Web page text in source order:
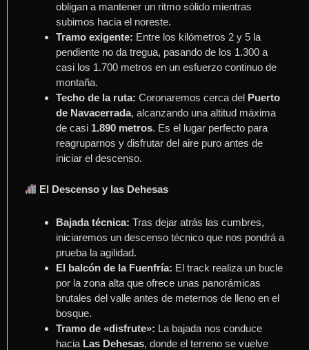
obligan a mantener un ritmo sólido mientras
subimos hacia el noreste.
Tramo exigente: Entre los kilómetros 2 y 5 la
pendiente no da tregua, pasando de los 1.300 a
casi los 1.700 metros en un esfuerzo continuo de
montaña.
Techo de la ruta: Coronaremos cerca del Puerto
de Navacerrada, alcanzando una altitud máxima
de casi 1.890 metros. Es el lugar perfecto para
reagruparnos y disfrutar del aire puro antes de
iniciar el descenso.
El Descenso y las Dehesas
Bajada técnica: Tras dejar atrás las cumbres,
iniciaremos un descenso técnico que nos pondrá a
prueba la agilidad.
El balcón de la Fuenfría: El track realiza un bucle
por la zona alta que ofrece unas panorámicas
brutales del valle antes de meternos de lleno en el
bosque.
Tramo de «disfrute»: La bajada nos conduce
hacia Las Dehesas, donde el terreno se vuelve